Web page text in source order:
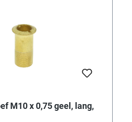
M10 x 0,75 geel, lang,